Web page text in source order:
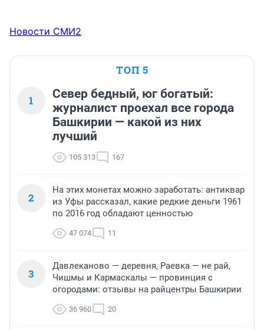
Новости СМИ2
ТОП 5
1
Север бедный, юг богатый:
журналист проехал все города
Башкирии — какой из них
лучший
105 313 167
2
На этих монетах можно заработать: антиквар
из Уфы рассказал, какие редкие деньги 1961
по 2016 год обладают ценностью
47 074 11
3
Давлеканово — деревня, Раевка — не рай,
Чишмы и Кармаскалы — провинция с
огородами: отзывы на райцентры Башкирии
36 960 20